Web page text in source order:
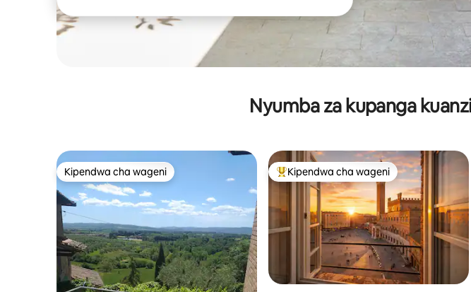
Nyumba za kupanga
Kipendwa cha wageni
Kipendwa cha wageni Kipendwa maarufu cha wageni
Kipendwa cha wageni